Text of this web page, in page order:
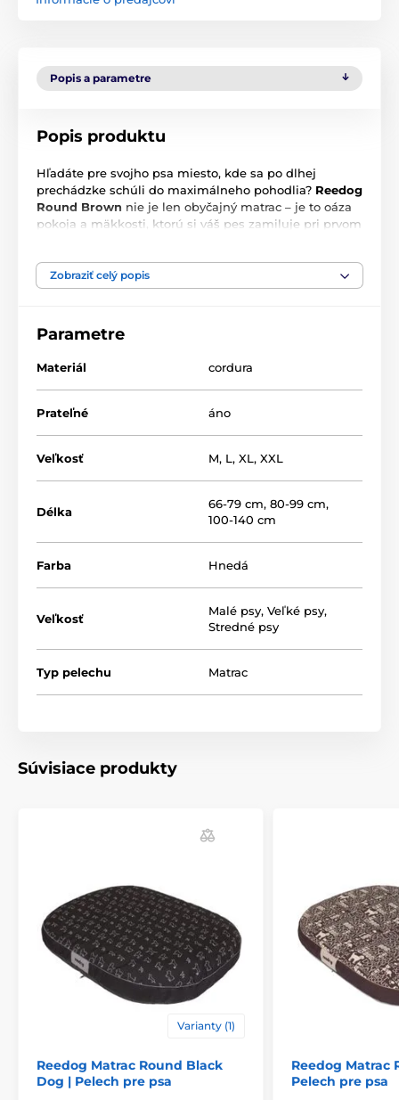
Popis a parametre
Popis produktu
Hľadáte pre svojho psa miesto, kde sa po dlhej
prechádzke schúli do maximálneho pohodlia? Reedog
Round Brown nie je len obyčajný matrac – je to oáza
pokoja a mäkkosti, ktorú si váš pes zamiluje pri prvom
Odolnosť na prvom mieste:
odolá aj občasnému hrabaniu alebo škrabaniu
Hygiena bez námahy:
Zabudnite na zložité čistenie – stačí rozopnúť a
sekúnd jednoducho sňať a vyprať v práčke. Váš psík
Zobraziť celý popis
Parametre
Materiál cordura
Prateľné áno
Veľkosť M, L, XL, XXL
Délka
66-79 cm, 80-99 cm,
100-140 cm
Farba Hnedá
Veľkosť
Malé psy, Veľké psy,
Stredné psy
Typ pelechu Matrac
Súvisiace produkty
Varianty (1)
Reedog Matrac Round Black
Dog | Pelech pre psa
Reedog Matrac
Pelech pre psa